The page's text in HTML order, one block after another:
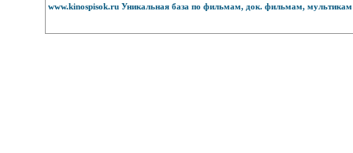
www.kinospisok.ru Уникальная база по фильмам, док. фильмам,